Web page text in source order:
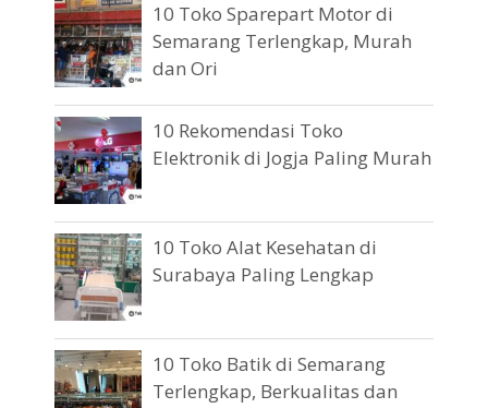
10 Toko Sparepart Motor di
Semarang Terlengkap, Murah
dan Ori
10 Rekomendasi Toko
Elektronik di Jogja Paling Murah
10 Toko Alat Kesehatan di
Surabaya Paling Lengkap
10 Toko Batik di Semarang
Terlengkap, Berkualitas dan